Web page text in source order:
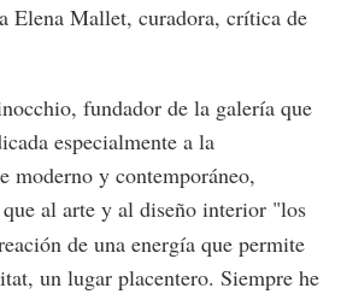
Elena Mallet, curadora, crítica de
fundador de la galería que
especialmente a la
moderno y contemporáneo,
que al arte y al diseño interior "los
de una energía que permite
un lugar placentero. Siempre he